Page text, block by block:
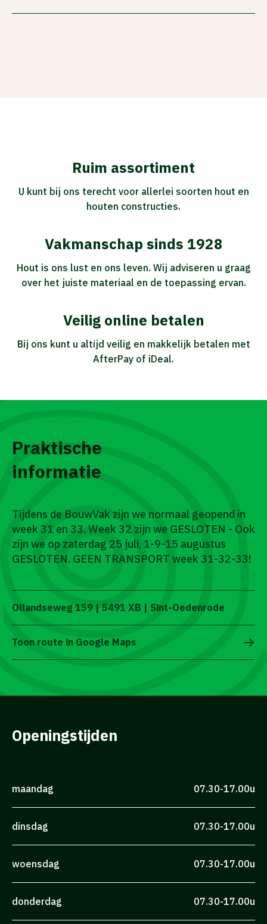
Ruim assortiment
U kunt bij ons terecht voor allerlei soorten hout en
houten constructies.
Vakmanschap sinds 1928
Hout is ons lust en ons leven. Wij adviseren u graag
over het juiste materiaal en de toepassing ervan.
Veilig online betalen
Bij ons kunt u altijd veilig en makkelijk betalen met
AfterPay of iDeal.
Praktische
informatie
Tijdens de BouwVak zijn we normaal geopend in
week 31 en 33. Week 32 zijn we GESLOTEN - Ook
zijn we op zaterdag 25 juli, 1-9-15 augustus
GESLOTEN. GEEN TRANSPORT week 31-32-33!
Ollandseweg 159 | 5491 XB | Sint-Oedenrode
Toon route in Google Maps
Openingstijden
maandag 07.30-17.00u
dinsdag 07.30-17.00u
woensdag 07.30-17.00u
donderdag 07.30-17.00u